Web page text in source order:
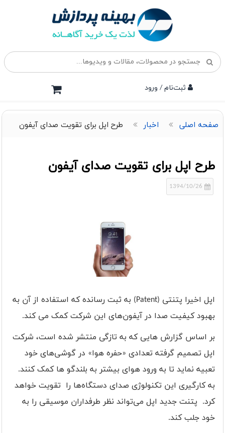
ثبت‌نام / ورود
صفحه اصلی اخبار طرح اپل برای تقویت صدای آیفون
طرح اپل برای تقویت صدای آیفون
اپل اخیرا پتنتی (Patent) به ثبت رسانده که استفاده از آن به
بهبود کیفیت صدا در آیفون‌های این شرکت کمک می کند.
بر اساس گزارش هایی که به تازگی منتشر شده است، شرکت
اپل تصمیم گرفته تعدادی «حفره هوا» در گوشیهای خود
تعبیه نماید تا به ورود هوای بیشتر به بلندگو ها کمک کنند.
به کارگیری این تکنولوژی صدای دستگاهها را تقویت خواهد
کرد. پتنت جدید اپل میتواند نظر طرفداران موسیقی را به
خود جلب کند.